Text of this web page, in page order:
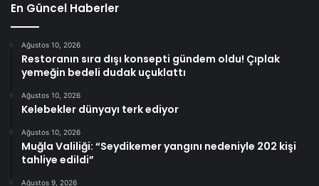
En Güncel Haberler
Ağustos 10, 2026
Restoranın sıra dışı konsepti gündem oldu! Çıplak
yemeğin bedeli dudak uçuklattı
Ağustos 10, 2026
Kelebekler dünyayı terk ediyor
Ağustos 10, 2026
Muğla Valiliği: “Seydikemer yangını nedeniyle 202 kişi
tahliye edildi”
Ağustos 9, 2026